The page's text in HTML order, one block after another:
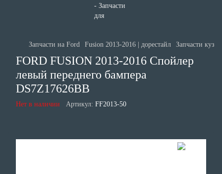
Запчасти на Ford Fusion 2013-2016 | дорестайл Запчасти
FORD FUSION 2013-2016 Спойлер
левый переднего бампера
DS7Z17626BB
Нет в наличии Артикул: FF2013-50